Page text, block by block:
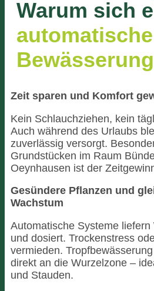
Warum sich
automatische
Zeit sparen und Komfort
Kein Schlauchziehen, kein
Auch während des Urlaubs
zuverlässig versorgt.
Grundstücken im Raum
Oeynhausen ist der
Gesündere Pflanzen und
Wachstum
Automatische Systeme
und dosiert. Trockenstress
vermieden.
direkt an die Wurzelzone –
und Stauden.